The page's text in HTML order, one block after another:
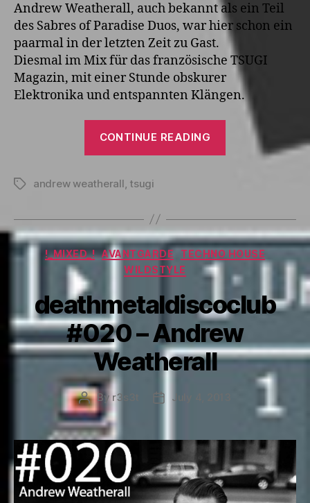
Andrew Weatherall, auch bekannt als ein Teil
des Sabres of Paradise Duos, war hier schon ein
paarmal in der letzten Zeit zu Gast.
Diesmal im Mix für das französische TSUGI
Magazin, mit einer Stunde obskurer
Elektronika und entspannten Klängen.
CONTINUE READING
“Tsugi
Podcast
Weatherall”
Tagsandrew weatherall tsugi
Categories
!_MIXED_! AVANTGARDE
TECHNO HOUSE
WILDSTYLE
deathmetaldiscoclub
#020 – Andrew
Weatherall
Post
author
By r3s3t
PostJuly 4, 2013